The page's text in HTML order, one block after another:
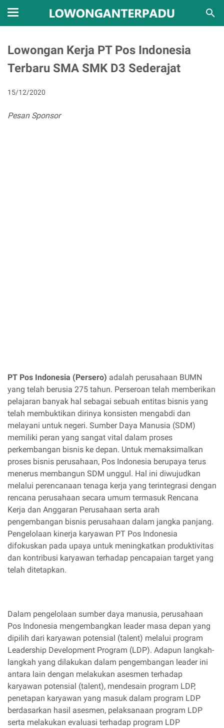
Lowongan Kerja PT Pos Indonesia
Terbaru SMA SMK D3 Sederajat
15/12/2020
Pesan Sponsor
PT Pos Indonesia (Persero) adalah perusahaan BUMN
yang telah berusia 275 tahun. Perseroan telah memberikan
pelajaran banyak hal sebagai sebuah entitas bisnis yang
telah membuktikan dirinya konsisten mengabdi dan
melayani untuk negeri. Sumber Daya Manusia (SDM)
memiliki peran yang sangat vital dalam proses
perkembangan bisnis ke depan. Untuk memaksimalkan
proses bisnis perusahaan, Pos Indonesia berupaya terus
menerus membangun SDM unggul. Hal ini diwujudkan
melalui perencanaan tenaga kerja yang terintegrasi dengan
rencana perusahaan secara umum termasuk Rencana
Kerja dan Anggaran Perusahaan serta arah
pengembangan bisnis perusahaan dalam jangka panjang.
Pengelolaan kinerja karyawan PT Pos Indonesia
difokuskan pada upaya untuk meningkatkan produktivitas
dan kontribusi karyawan terhadap pencapaian target yang
telah ditetapkan.
Dalam pengelolaan sumber daya manusia, perusahaan
Pos Indonesia mengembangkan leader masa depan yang
dipilih dari karyawan potensial (talent) melalui program
Leadership Development Program (LDP). Adapun langkah-
langkah yang dilakukan dalam pengembangan leader ini
antara lain dengan melakukan asesmen terhadap
karyawan potensial (talent), mendesain program LDP,
penetapan karyawan yang masuk dalam program LDP
berdasarkan hasil asesmen, pelaksanaan program LDP
serta melakukan evaluasi terhadap program LDP